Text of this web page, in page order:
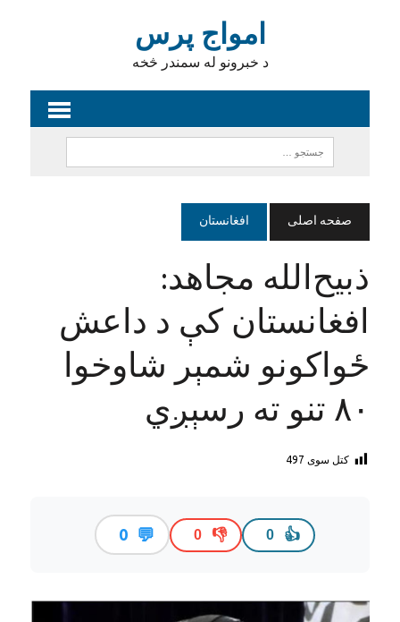
امواج پرس
د خبرونو له سمندر څخه
صفحه اصلی افغانستان
ذبیح‌الله مجاهد:
افغانستان کې د داعش
ځواکونو شمېر شاوخوا
۸۰ تنو ته رسېږي
کتل سوی 497
👍
0
👎
0
💬
0